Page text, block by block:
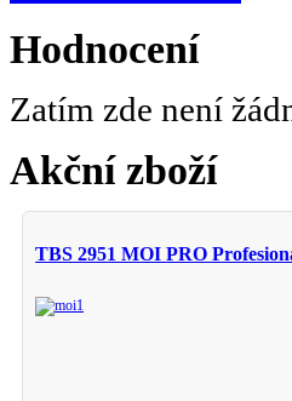
Hodnocení
Zatím zde není
Akční zboží
TBS 2951 MOI PRO